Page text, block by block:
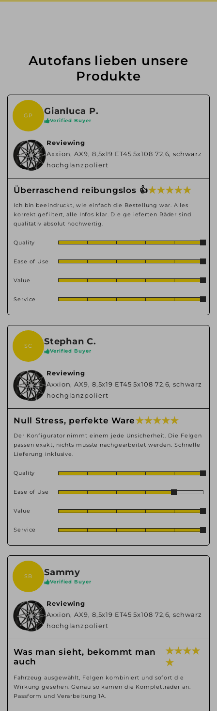
Autofans lieben unsere
Produkte
GP Gianluca P.
Verified Buyer
Reviewing
Axxion, AX9, 8,5x19 ET45 5x108 72,6, schwarz
hochglanzpoliert
Überraschend reibungslos 👍★ ★ ★ ★ ★
Ich bin beeindruckt, wie einfach die Bestellung war. Alles
korrekt gefiltert, alle Infos klar. Die gelieferten Räder sind
qualitativ absolut hochwertig.
Quality
Ease of Use
Value
Service
SC Stephan C.
Verified Buyer
Reviewing
Axxion, AX9, 8,5x19 ET45 5x108 72,6, schwarz
hochglanzpoliert
Null Stress, perfekte Ware★ ★ ★ ★ ★
Der Konfigurator nimmt einem jede Unsicherheit. Die Felgen
passen exakt, nichts musste nachgearbeitet werden. Schnelle
Lieferung inklusive.
Quality
Ease of Use
Value
Service
SB Sammy
Verified Buyer
Reviewing
Axxion, AX9, 8,5x19 ET45 5x108 72,6, schwarz
hochglanzpoliert
Was man sieht, bekommt man
auch
★ ★ ★ ★
★
Fahrzeug ausgewählt, Felgen kombiniert und sofort die
Wirkung gesehen. Genau so kamen die Kompletträder an.
Passform und Verarbeitung 1A.